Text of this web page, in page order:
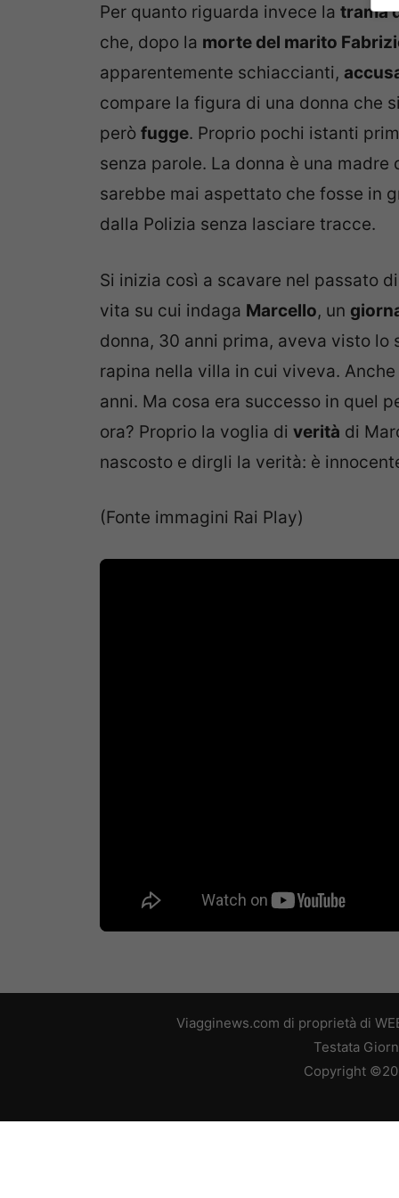
Per quanto riguarda invece la trama
che, dopo la morte del marito
apparentemente schiaccianti,
compare la figura di una donna che
però fugge. Proprio pochi istanti
senza parole. La donna è una
sarebbe mai aspettato che fosse in
dalla Polizia senza lasciare tracce.
Si inizia così a scavare nel passato
vita su cui indaga Marcello, un
donna, 30 anni prima, aveva visto
rapina nella villa in cui viveva.
anni. Ma cosa era successo in quel
ora? Proprio la voglia di verità di
nascosto e dirgli la verità: è
(Fonte immagini Rai Play)
Viagginews.com di proprietà di
Testata
Copyright